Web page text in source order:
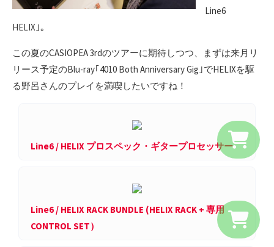
Line6
HELIX｣。
この夏のCASIOPEA 3rdのツアーに期待しつつ、まずは来月リ
リース予定のBlu-ray｢4010 Both Anniversary Gig｣でHELIXを駆
る野呂さんのプレイを満喫したいですね！
Line6 / HELIX プロスペック・ギタープロセッサー
Line6 / HELIX RACK BUNDLE (HELIX RACK + 専用
CONTROL SET）